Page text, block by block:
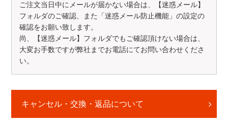
ご注文当日中にメールが届かない場合は、【迷惑メール】
フォルダのご確認、また「迷惑メール防止機能」の設定の
確認をお願い致します。
尚、【迷惑メール】フォルダでもご確認頂けない場合は、
大変お手数ですが弊社までお電話にてお問い合わせくださ
い。
キャンセル・交換・返品について